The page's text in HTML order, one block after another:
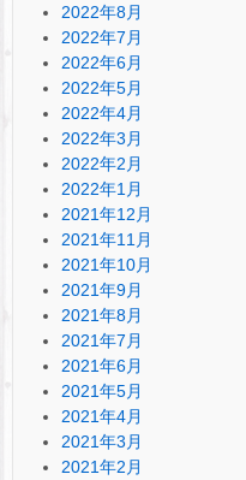
2022年8月
2022年7月
2022年6月
2022年5月
2022年4月
2022年3月
2022年2月
2022年1月
2021年12月
2021年11月
2021年10月
2021年9月
2021年8月
2021年7月
2021年6月
2021年5月
2021年4月
2021年3月
2021年2月